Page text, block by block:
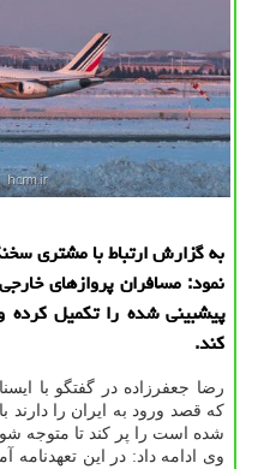
به گزارش ارتباط با مشتری
نمود: مسافران پروازهای
پیشبینی شده را تكمیل
كند.
رضا جعفرزاده در گفتگو با
که قصد ورود به ایران را دارند
شده است را پر کند تا متوجه
وی ادامه داد: در این تعهدنامه